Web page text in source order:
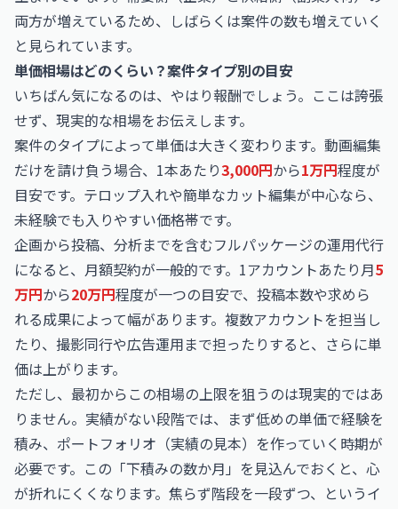
両方が増えているため、しばらくは案件の数も増えていく
と見られています。
単価相場はどのくらい？案件タイプ別の目安
いちばん気になるのは、やはり報酬でしょう。ここは誇張
せず、現実的な相場をお伝えします。
案件のタイプによって単価は大きく変わります。動画編集
だけを請け負う場合、1本あたり3,000円から1万円程度が
目安です。テロップ入れや簡単なカット編集が中心なら、
未経験でも入りやすい価格帯です。
企画から投稿、分析までを含むフルパッケージの運用代行
になると、月額契約が一般的です。1アカウントあたり月5
万円から20万円程度が一つの目安で、投稿本数や求めら
れる成果によって幅があります。複数アカウントを担当し
たり、撮影同行や広告運用まで担ったりすると、さらに単
価は上がります。
ただし、最初からこの相場の上限を狙うのは現実的ではあ
りません。実績がない段階では、まず低めの単価で経験を
積み、ポートフォリオ（実績の見本）を作っていく時期が
必要です。この「下積みの数か月」を見込んでおくと、心
が折れにくくなります。焦らず階段を一段ずつ、というイ